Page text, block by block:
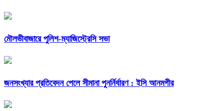
মৌলভীবাজারে পুলিশ-ম্যাজিস্ট্রেসি সভা
জনসংখ্যার প্রতিবেদন পেলে সীমানা পুনর্নির্ধারণ : ইসি আনমগীর